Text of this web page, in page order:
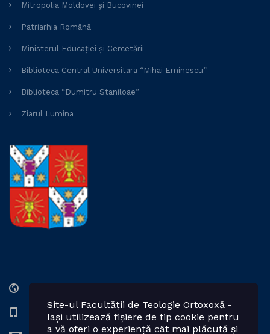
Mitropolia Moldovei și Bucovinei
Patriarhia Română
Ministerul Educației și Cercetării
Biblioteca Central Universitara “Mihai Eminescu”
Biblioteca “Dumitru Staniloae”
Ziarul Lumina
0232 201328; 0232 201102 int. 2424, 2423, 2425
Site-ul Facultății de Teologie Ortoxoxă -
Iași utilizează fișiere de tip cookie pentru
a vă oferi o experiență cât mai plăcută și